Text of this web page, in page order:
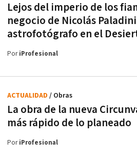
Lejos del imperio de los
negocio de Nicolás
astrofotógrafo en el
PoriProfesional
La obra de la nueva
más rápido de lo planeado
ACTUALIDAD / Obras
PoriProfesional